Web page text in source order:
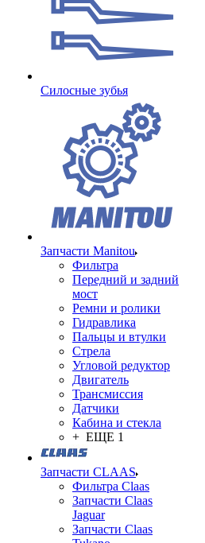
Cилосные зубья
Запчасти Manitou
Фильтра
Передний и задний
мост
Ремни и ролики
Гидравлика
Пальцы и втулки
Стрела
Угловой редуктор
Двигатель
Трансмиссия
Датчики
Кабина и стекла
+ ЕЩЕ 1
Запчасти CLAAS
Фильтра Claas
Запчасти Claas
Jaguar
Запчасти Claas